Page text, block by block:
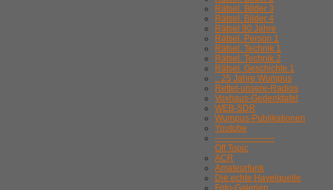
Rätsel. Bilder 3
Rätsel. Bilder 4
Rätsel 90 Jahre
Rätsel. Person 1
Rätsel. Technik 1
Rätsel. Technik 2
Rätsel. Geschichte 1
.. 25 Jahre Wumpus
Rettet-unsere-Radios
Voxhaus-Gedenktafel
WEB-SDR
Wumpus-Publikationen
Youtube
---------------------
Off Topic
ACR
Amateurfunk
Die echte Havelquelle
Foto-Galerien